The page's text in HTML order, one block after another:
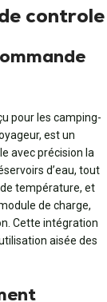
controle
pour les camping-
est un
avec précision la
d’eau, tout
température, et
de charge,
Cette intégration
aisée des